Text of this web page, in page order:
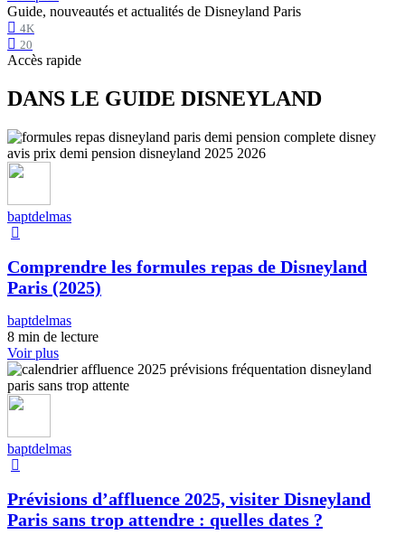
Guide, nouveautés et actualités de Disneyland Paris
4K
20
Accès rapide
DANS LE GUIDE DISNEYLAND
baptdelmas
Comprendre les formules repas de Disneyland
Paris (2025)
baptdelmas
8 min de lecture
Voir plus
baptdelmas
Prévisions d’affluence 2025, visiter Disneyland
Paris sans trop attendre : quelles dates ?